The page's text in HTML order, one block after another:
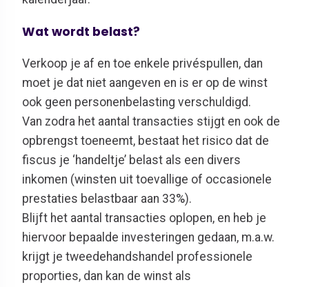
Wat wordt belast?
Verkoop je af en toe enkele privéspullen, dan
moet je dat niet aangeven en is er op de winst
ook geen personenbelasting verschuldigd.
Van zodra het aantal transacties stijgt en ook de
opbrengst toeneemt, bestaat het risico dat de
fiscus je ‘handeltje’ belast als een divers
inkomen (winsten uit toevallige of occasionele
prestaties belastbaar aan 33%).
Blijft het aantal transacties oplopen, en heb je
hiervoor bepaalde investeringen gedaan, m.a.w.
krijgt je tweedehandshandel professionele
proporties, dan kan de winst als